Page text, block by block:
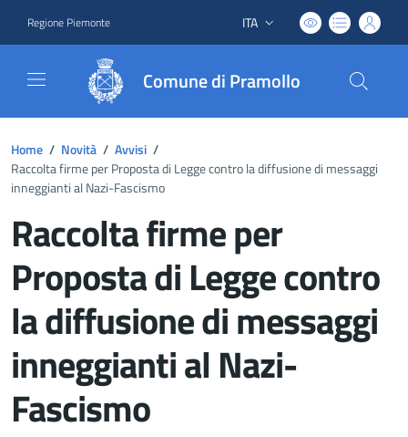
Regione Piemonte Lingua attiva:
ITA
Comune di Pramollo
Home / Novità / Avvisi /
Raccolta firme per Proposta di Legge contro la diffusione di messaggi
inneggianti al Nazi-Fascismo
Raccolta firme per
Proposta di Legge contro
la diffusione di messaggi
inneggianti al Nazi-
Fascismo